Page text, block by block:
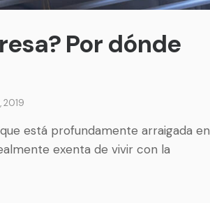
Por dónde
2019
está profundamente arraigada en
exenta de vivir con la